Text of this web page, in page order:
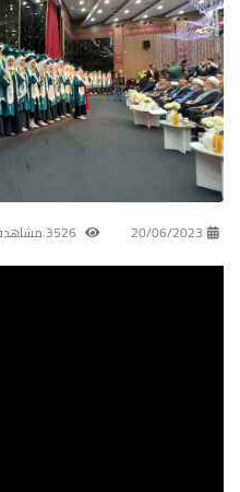
20/06/2023